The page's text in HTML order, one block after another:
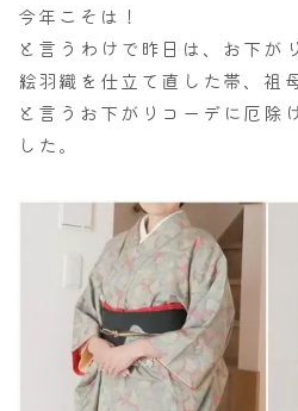
今年こそは！
と言うわけで昨日は、お下が
絵羽織を仕立て直した帯、祖
と言うお下がりコーデに厄除
した。